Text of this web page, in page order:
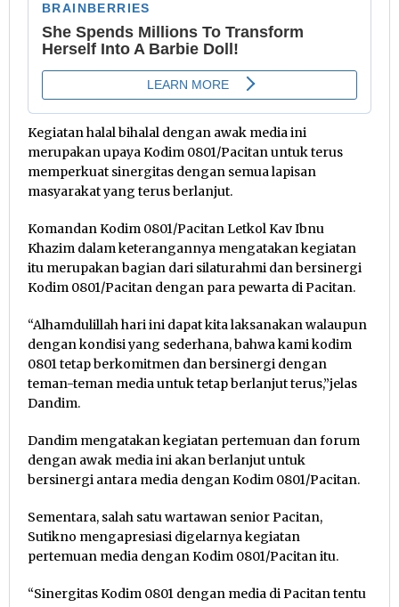
Kegiatan halal bihalal dengan awak media ini
merupakan upaya Kodim 0801/Pacitan untuk terus
memperkuat sinergitas dengan semua lapisan
masyarakat yang terus berlanjut.
Komandan Kodim 0801/Pacitan Letkol Kav Ibnu
Khazim dalam keterangannya mengatakan kegiatan
itu merupakan bagian dari silaturahmi dan bersinergi
Kodim 0801/Pacitan dengan para pewarta di Pacitan.
“Alhamdulillah hari ini dapat kita laksanakan walaupun
dengan kondisi yang sederhana, bahwa kami kodim
0801 tetap berkomitmen dan bersinergi dengan
teman-teman media untuk tetap berlanjut terus,”jelas
Dandim.
Dandim mengatakan kegiatan pertemuan dan forum
dengan awak media ini akan berlanjut untuk
bersinergi antara media dengan Kodim 0801/Pacitan.
Sementara, salah satu wartawan senior Pacitan,
Sutikno mengapresiasi digelarnya kegiatan
pertemuan media dengan Kodim 0801/Pacitan itu.
“Sinergitas Kodim 0801 dengan media di Pacitan tentu